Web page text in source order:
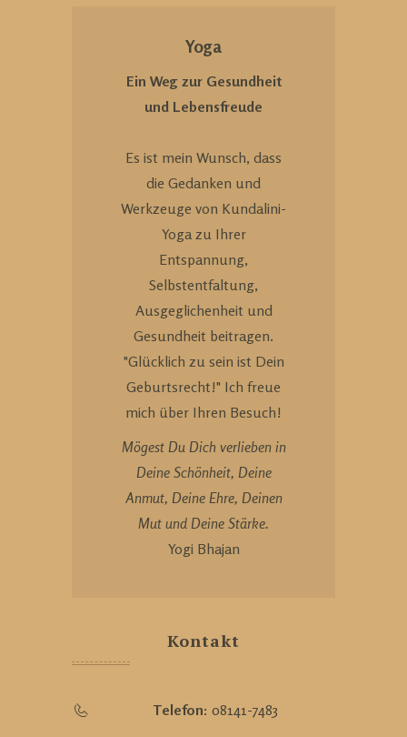
Yoga
Ein Weg zur Gesundheit
und Lebensfreude
Es ist mein Wunsch, dass
die Gedanken und
Werkzeuge von Kundalini-
Yoga zu Ihrer
Entspannung,
Selbstentfaltung,
Ausgeglichenheit und
Gesundheit beitragen.
"Glücklich zu sein ist Dein
Geburtsrecht!" Ich freue
mich über Ihren Besuch!
Mögest Du Dich verlieben in
Deine Schönheit, Deine
Anmut, Deine Ehre, Deinen
Mut und Deine Stärke.
Yogi Bhajan
Kontakt
Telefon: 08141-7483